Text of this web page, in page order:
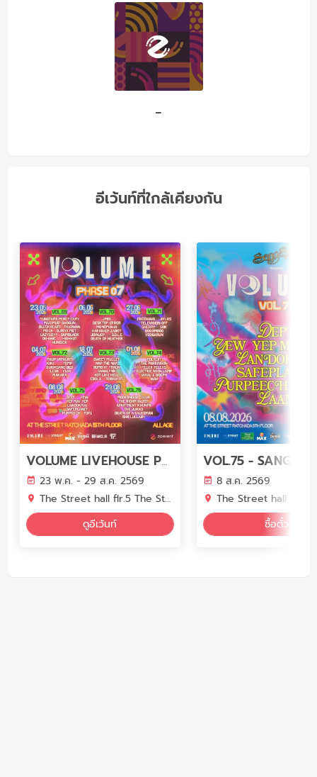
-
อีเว้นท์ที่ใกล้เคียงกัน
VOLUME LIVEHOUSE PHASE 7
23 พ.ค. - 29 ส.ค. 2569
The Street hall flr.5 The Street Ratchada
ดูอีเว้นท์
8 ส.ค. 2569
The Street hall flr.5 The Street
ซื้อตั๋ว